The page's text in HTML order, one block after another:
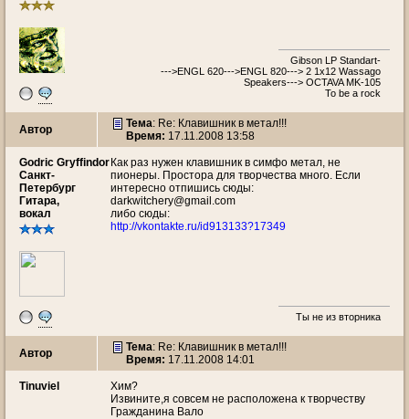
Gibson LP Standart-
--->ENGL 620--->ENGL 820---> 2 1x12 Wassago
Speakers---> OCTAVA MK-105
To be a rock
Автор Тема: Re: Клавишник в метал!!!
Время: 17.11.2008 13:58
Godric Gryffindor
Санкт-
Петербург
Гитара,
вокал
Как раз нужен клавишник в симфо метал, не
пионеры. Простора для творчества много. Если
интересно отпишись сюды:
darkwitchery@gmail.com
либо сюды:
http://vkontakte.ru/id913133?17349
Ты не из вторника
Автор Тема: Re: Клавишник в метал!!!
Время: 17.11.2008 14:01
Tinuviel
Хим?
Извините,я совсем не расположена к творчеству
Гражданина Вало